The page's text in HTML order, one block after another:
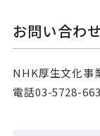
お問い合わせ
NHK厚生文化事
電話03-5728-